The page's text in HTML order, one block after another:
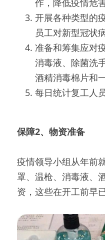
作，降低疫情危害
开展各种类型的
员工对新型冠状
准备和筹集应对
消毒液、除菌洗
酒精消毒棉片和
每日统计复工人
保障2、物资准备
疫情领导小组从年前
罩、温枪、消毒液、
资，这些在开工前早